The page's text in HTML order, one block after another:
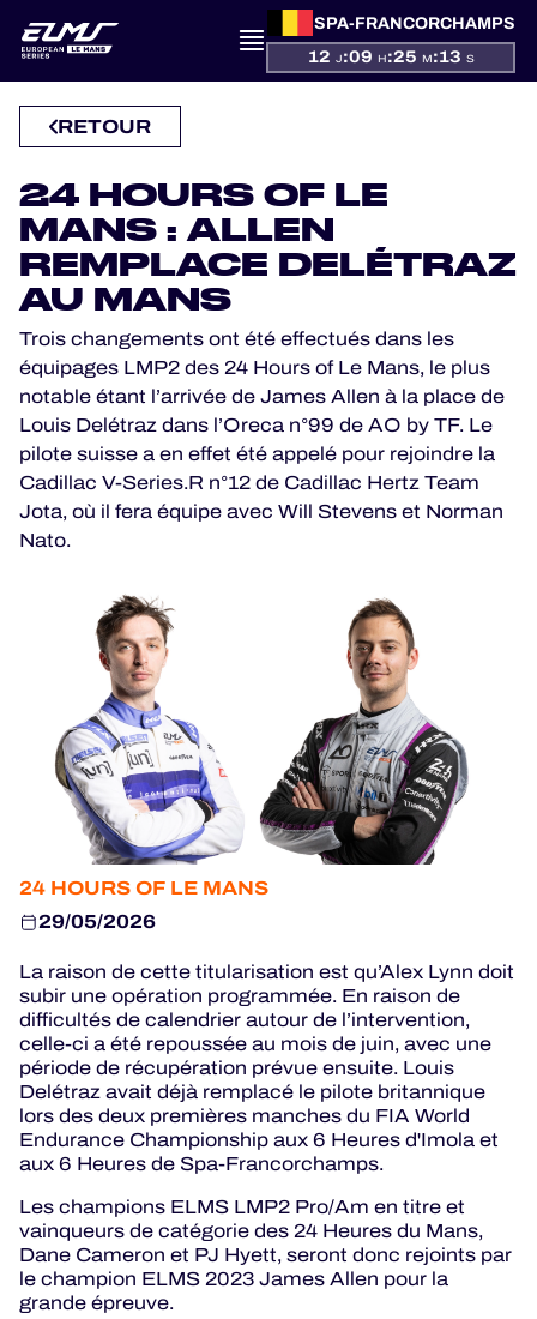
SPA-FRANCORCHAMPS
12 J:09 H:25 M:13 S
PRÉSENTATION
ACTUALITÉS
SAISON
CLASSEMENTS
RÉSULTATS
PARTICIPANTS
JEU OFFICIEL
HOSPITALITY
BILLETTERIE
24H LEMANS
FIAWEC
MLMC
ALMS
RETOUR
24 HOURS OF LE
MANS : ALLEN
REMPLACE DELÉTRAZ
AU MANS
Trois changements ont été effectués dans les
équipages LMP2 des 24 Hours of Le Mans, le plus
notable étant l’arrivée de James Allen à la place de
Louis Delétraz dans l’Oreca n°99 de AO by TF. Le
pilote suisse a en effet été appelé pour rejoindre la
Cadillac V-Series.R n°12 de Cadillac Hertz Team
Jota, où il fera équipe avec Will Stevens et Norman
Nato.
24 HOURS OF LE MANS
29/05/2026
La raison de cette titularisation est qu’Alex Lynn doit
subir une opération programmée. En raison de
difficultés de calendrier autour de l’intervention,
celle-ci a été repoussée au mois de juin, avec une
période de récupération prévue ensuite. Louis
Delétraz avait déjà remplacé le pilote britannique
lors des deux premières manches du FIA World
Endurance Championship aux 6 Heures d'Imola et
aux 6 Heures de Spa-Francorchamps.
Les champions ELMS LMP2 Pro/Am en titre et
vainqueurs de catégorie des 24 Heures du Mans,
Dane Cameron et PJ Hyett, seront donc rejoints par
le champion ELMS 2023 James Allen pour la
grande épreuve.